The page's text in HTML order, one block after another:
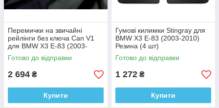
Перемички на звичайні
рейлінги без ключа Can V1
для BMW X3 E-83 (2003-
2010) Сірі Алюміній + пластик
(2 шт)
Готово до відправки
2 694 ₴
Купити
Гумові килимки Stingray для
BMW X3 E-83 (2003-2010)
Резина (4 шт)
Готово до відправки
1 272 ₴
Купити